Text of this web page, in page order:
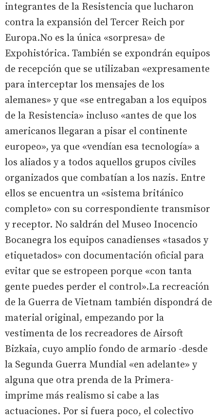
integrantes de la Resistencia que lucharon
contra la expansión del Tercer Reich por
Europa.No es la única «sorpresa» de
Expohistórica. También se expondrán equipos
de recepción que se utilizaban «expresamente
para interceptar los mensajes de los
alemanes» y que «se entregaban a los equipos
de la Resistencia» incluso «antes de que los
americanos llegaran a pisar el continente
europeo», ya que «vendían esa tecnología» a
los aliados y a todos aquellos grupos civiles
organizados que combatían a los nazis. Entre
ellos se encuentra un «sistema británico
completo» con su correspondiente transmisor
y receptor. No saldrán del Museo Inocencio
Bocanegra los equipos canadienses «tasados y
etiquetados» con documentación oficial para
evitar que se estropeen porque «con tanta
gente puedes perder el control».La recreación
de la Guerra de Vietnam también dispondrá de
material original, empezando por la
vestimenta de los recreadores de Airsoft
Bizkaia, cuyo amplio fondo de armario -desde
la Segunda Guerra Mundial «en adelante» y
alguna que otra prenda de la Primera-
imprime más realismo si cabe a las
actuaciones. Por si fuera poco, el colectivo